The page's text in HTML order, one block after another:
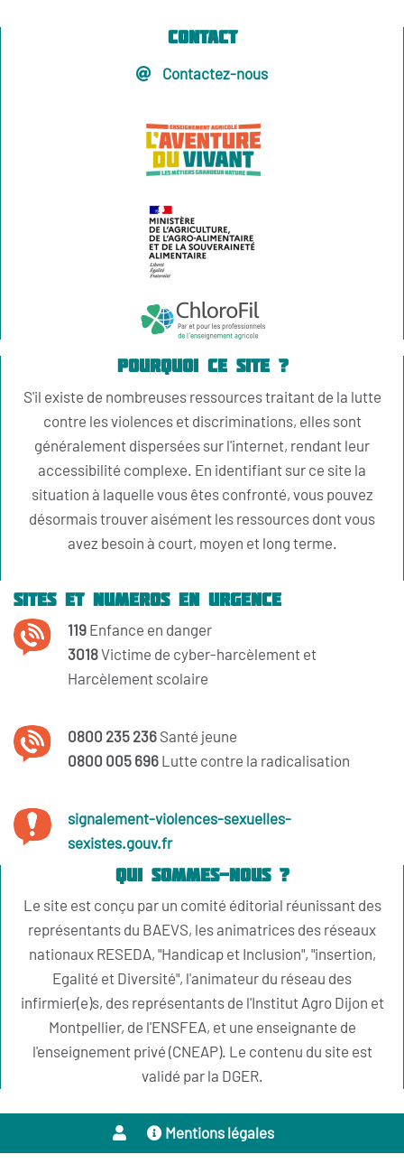
Contact
Contactez-nous
Pourquoi ce site ?
S'il existe de nombreuses ressources traitant de la lutte
contre les violences et discriminations, elles sont
généralement dispersées sur l'internet, rendant leur
accessibilité complexe. En identifiant sur ce site la
situation à laquelle vous êtes confronté, vous pouvez
désormais trouver aisément les ressources dont vous
avez besoin à court, moyen et long terme.
Sites et numeros en urgence
119 Enfance en danger
3018Victime de cyber-harcèlement et
Harcèlement scolaire
0800 235 236 Santé jeune
0800 005 696 Lutte contre la radicalisation
signalement-violences-sexuelles-
sexistes.gouv.fr
Qui sommes-nous ?
Le site est conçu par un comité éditorial réunissant des
représentants du BAEVS, les animatrices des réseaux
nationaux RESEDA, "Handicap et Inclusion", "insertion,
Egalité et Diversité", l'animateur du réseau des
infirmier(e)s, des représentants de l'Institut Agro Dijon et
Montpellier, de l'ENSFEA, et une enseignante de
l'enseignement privé (CNEAP). Le contenu du site est
validé par la DGER.
Mentions légales